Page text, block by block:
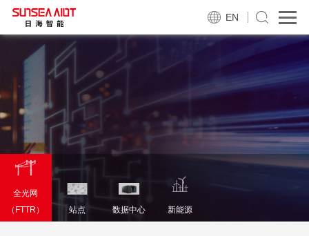
EN
全光网
（FTTR）
站点 数据中心 新能源